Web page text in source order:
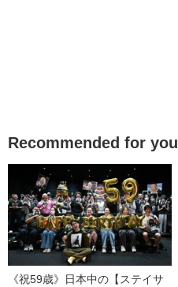
Recommended for you
《祝59歳》日本中の【ステイサ